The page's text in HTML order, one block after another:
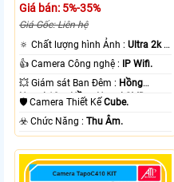
Giá bán: 5%-35%
Giá Gốc: Liên hệ
🔅 Chất lượng hình Ảnh :Ultra 2k +
.
👍 Camera Công nghệ :
IP Wifi.
💥 Giám sát Ban Đêm : Hồng
Ngoại 10m Hồng Ngoại SMD.
🛡 Camera Thiết KếCube.
️☣️ Chức Năng :Thu Âm.